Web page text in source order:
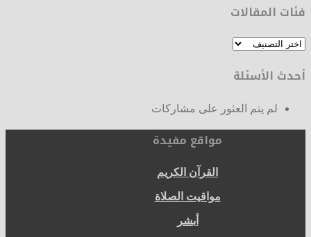
فئات المقالات
فئات
أحدث الأسئلة
لم يتم العثور على مشاركات
مواقع مفيدة
القرآن الكريم
مواقيت الصلاة
أبشر